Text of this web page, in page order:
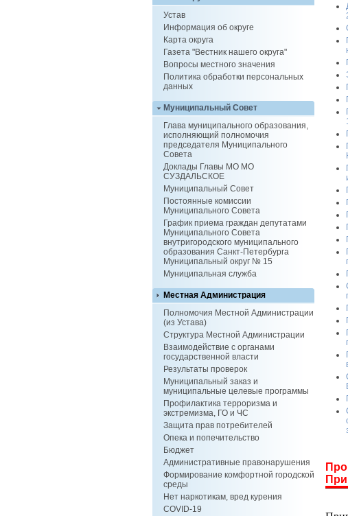
Устав
Информация об округе
Карта округа
Газета "Вестник нашего округа"
Вопросы местного значения
Политика обработки персональных
данных
Муниципальный Совет
Глава муниципального образования,
исполняющий полномочия
председателя Муниципального
Совета
Доклады Главы МО МО
СУЗДАЛЬСКОЕ
Муниципальный Совет
Постоянные комиссии
Муниципального Совета
График приема граждан депутатами
Муниципального Совета
внутригородского муниципального
образования Санкт-Петербурга
Муниципальный округ № 15
Муниципальная служба
Местная Администрация
Полномочия Местной Администрации
(из Устава)
Структура Местной Администрации
Взаимодействие с органами
государственной власти
Результаты проверок
Муниципальный заказ и
муниципальные целевые программы
Профилактика терроризма и
экстремизма, ГО и ЧС
Защита прав потребителей
Опека и попечительство
Бюджет
Административные правонарушения
Формирование комфортной городской
среды
Нет наркотикам, вред курения
COVID-19